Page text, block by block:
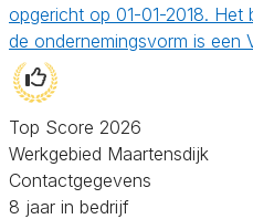
opgericht op 01-01-2018.
de ondernemingsvorm is een
Top Score 2026
Werkgebied Maartensdijk
Contactgegevens
8 jaar in bedrijf